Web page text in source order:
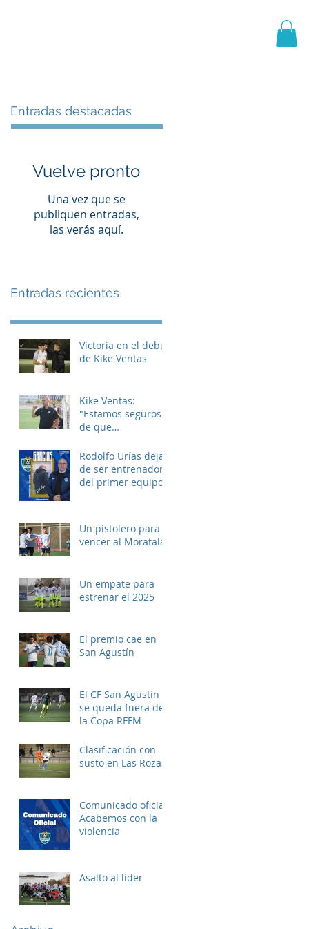
Entradas destacadas
Vuelve pronto
Una vez que se
publiquen entradas,
las verás aquí.
Entradas recientes
Victoria en el debut
de Kike Ventas
Kike Ventas:
"Estamos seguros
de que
muchos buenos
momentos"
Rodolfo Urías deja
de ser entrenador
del primer equipo
Un pistolero para
vencer al Moratalaz
Un empate para
estrenar el 2025
El premio cae en
San Agustín
El CF San Agustín
se queda fuera de
la Copa RFFM
Clasificación con
susto en Las Rozas
Comunicado oficial:
Acabemos con la
violencia
Asalto al líder